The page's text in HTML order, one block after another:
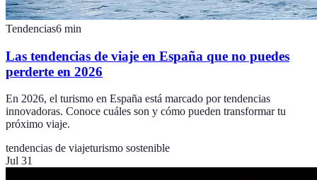
Tendencias6 min
Las tendencias de viaje en España que no puedes
perderte en 2026
En 2026, el turismo en España está marcado por tendencias
innovadoras. Conoce cuáles son y cómo pueden transformar tu
próximo viaje.
tendencias de viajeturismo sostenible
Jul 31